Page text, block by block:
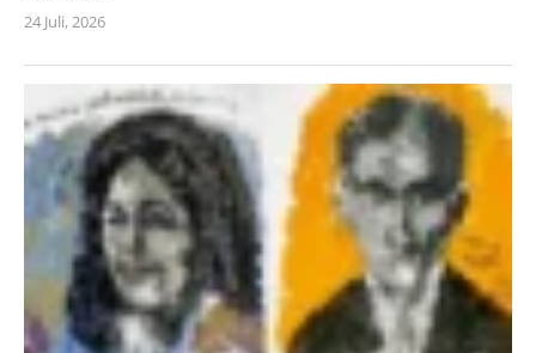
24 Juli, 2026